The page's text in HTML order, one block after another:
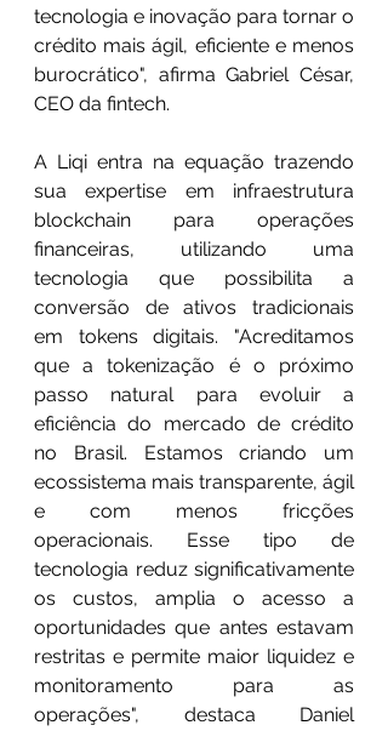
tecnologia e inovação para tornar o
crédito mais ágil, eficiente e menos
burocrático", afirma Gabriel César,
CEO da fintech.
A Liqi entra na equação trazendo
sua expertise em infraestrutura
blockchain para operações
financeiras, utilizando uma
tecnologia que possibilita a
conversão de ativos tradicionais
em tokens digitais. "Acreditamos
que a tokenização é o próximo
passo natural para evoluir a
eficiência do mercado de crédito
no Brasil. Estamos criando um
ecossistema mais transparente, ágil
e com menos fricções
operacionais. Esse tipo de
tecnologia reduz significativamente
os custos, amplia o acesso a
oportunidades que antes estavam
restritas e permite maior liquidez e
monitoramento para as
operações", destaca Daniel